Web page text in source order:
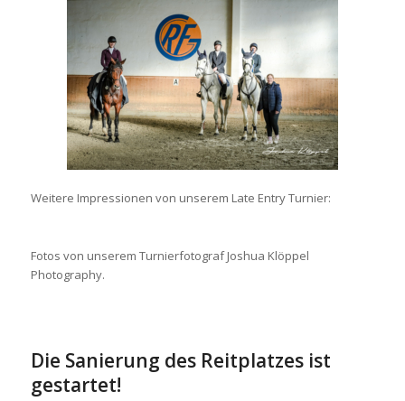
Weitere Impressionen von unserem Late Entry Turnier:
Fotos von unserem Turnierfotograf Joshua Klöppel
Photography.
Die Sanierung des Reitplatzes ist
gestartet!